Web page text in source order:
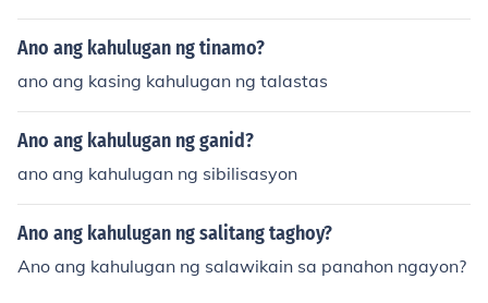
Ano ang kahulugan ng tinamo?
ano ang kasing kahulugan ng talastas
Ano ang kahulugan ng ganid?
ano ang kahulugan ng sibilisasyon
Ano ang kahulugan ng salitang taghoy?
Ano ang kahulugan ng salawikain sa panahon ngayon?